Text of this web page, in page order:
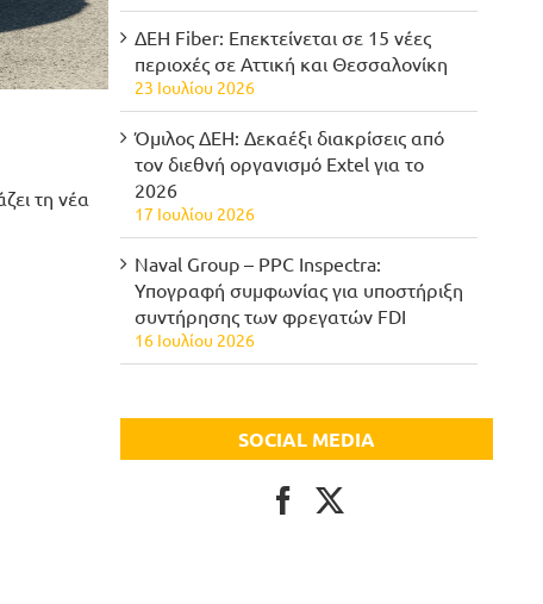
τη νέα
ΔΕΗ Fiber: Επεκτείνεται σε 15 νέες
περιοχές σε Αττική και Θεσσαλονίκη
23 Ιουλίου 2026
Όμιλος ΔΕΗ: Δεκαέξι διακρίσεις από
τον διεθνή οργανισμό Extel για το
2026
17 Ιουλίου 2026
Naval Group – PPC Inspectra:
Υπογραφή συμφωνίας για υποστήριξη
συντήρησης των φρεγατών FDI
16 Ιουλίου 2026
SOCIAL MEDIA